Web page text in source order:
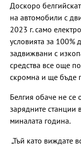
Доскоро
на автомобили с
2023 г. само
условията за 100%
задвижвани с
средства все още
скромна и ще бъде
Белгия обаче не се
зарядните станции
миналата година.
„Тъй като виждате